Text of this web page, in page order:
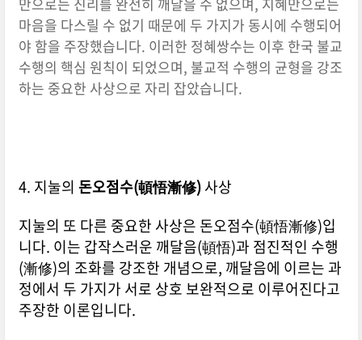
마음을 다스릴 수 없기 때문에 두 가지가 동시에 수행되어
야 함을 주장했습니다. 이러한 정혜쌍수는 이후 한국 불교
수행의 핵심 원칙이 되었으며, 불교적 수행의 균형을 강조
하는 중요한 사상으로 자리 잡았습니다.
4. 지눌의 돈오점수(頓悟漸修)사상
지눌의 또 다른 중요한 사상은 돈오점수(頓悟漸修)입
니다. 이는 갑작스러운 깨달음(頓悟)과 점진적인 수행
(漸修)의 조화를 강조한 개념으로, 깨달음에 이르는 과
정에서 두 가지가 서로 상호 보완적으로 이루어진다고
주장한 이론입니다.